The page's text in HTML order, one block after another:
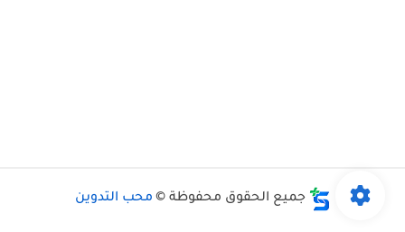
جميع الحقوق محفوظة © محب التدوين